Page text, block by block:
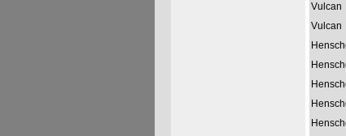
Vulcan
Vulcan